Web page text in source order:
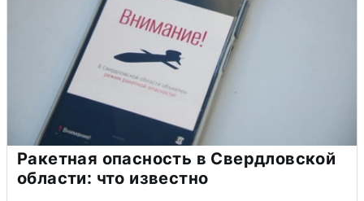
Ракетная опасность в Свердловской
области: что известно